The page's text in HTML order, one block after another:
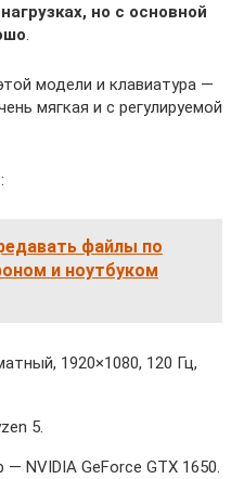
но с основной
.
модели и клавиатура —
мягкая и с регулируемой
:
файлы по
и ноутбуком
1920×1080, 120 Гц,
5.
— NVIDIA GeForce GTX 1650.